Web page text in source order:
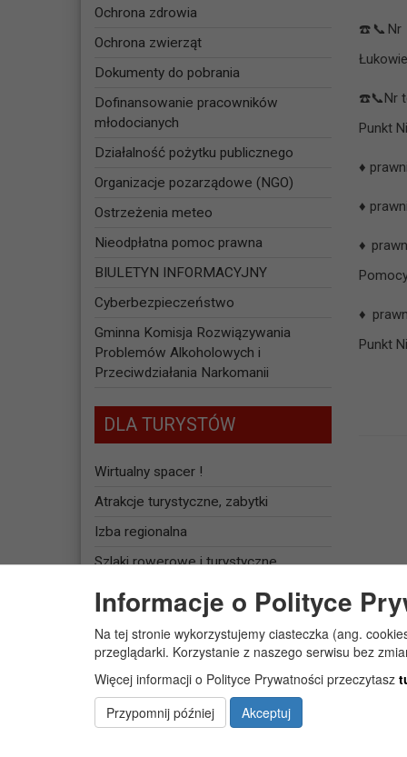
Ochrona zdrowia
Ochrona zwierząt
Dokumenty do pobrania
Dofinansowanie pracowników
młodocianych
Działalność pożytku publicznego
Organizacje pozarządowe (NGO)
Ostrzeżenia meteo
Nieodpłatna pomoc prawna
BIULETYN INFORMACYJNY
Cyberbezpieczeństwo
Gminna Komisja Rozwiązywania
Problemów Alkoholowych i
Przeciwdziałania Narkomanii
DLA TURYSTÓW
Wirtualny spacer !
Atrakcje turystyczne, zabytki
Izba regionalna
Szlaki rowerowe i turystyczne
Baza noclegowa
JEDNOSTKI
ORGANIZACYJNE
Żłobek Gminny „PUCHATEK”
☎️ 📞 Nr
☎️📞Nr
Punkt
♦
♦
♦
♦
Punkt
Informacje o Polityce
Na tej stronie wykorzystujemy ciasteczka (ang.
przeglądarki. Korzystanie z naszego serwisu bez
Więcej informacji o Polityce Prywatności przeczytasz
Przypomnij później
Akceptuj